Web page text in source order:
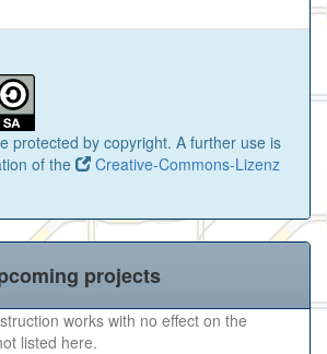
protected by copyright. A further use is
of the
Creative-Commons-Lizenz
projects
works with no effect on the
listed here.